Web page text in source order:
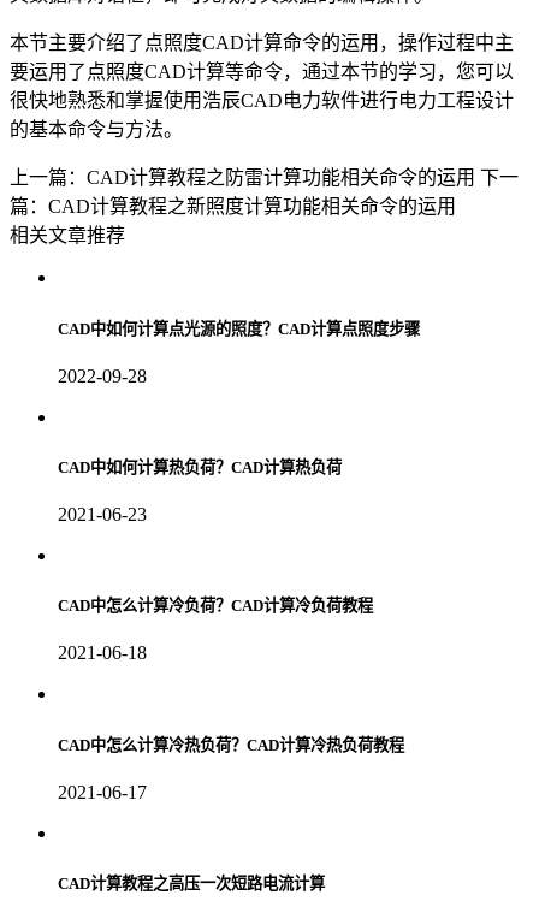
本节主要介绍了点照度CAD计算命令的运用，操作过程中主
要运用了点照度CAD计算等命令，通过本节的学习，您可以
很快地熟悉和掌握使用浩辰CAD电力软件进行电力工程设计
的基本命令与方法。
上一篇：CAD计算教程之防雷计算功能相关命令的运用 下一
篇：CAD计算教程之新照度计算功能相关命令的运用
相关文章推荐
CAD中如何计算点光源的照度？CAD计算点照度步骤
2022-09-28
CAD中如何计算热负荷？CAD计算热负荷
2021-06-23
CAD中怎么计算冷负荷？CAD计算冷负荷教程
2021-06-18
CAD中怎么计算冷热负荷？CAD计算冷热负荷教程
2021-06-17
CAD计算教程之高压一次短路电流计算